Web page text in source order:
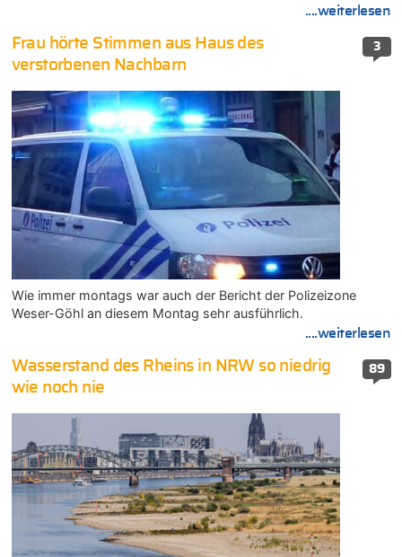
....weiterlesen
3
Frau hörte Stimmen aus Haus des
verstorbenen Nachbarn
Wie immer montags war auch der Bericht der Polizeizone
Weser-Göhl an diesem Montag sehr ausführlich.
....weiterlesen
89
Wasserstand des Rheins in NRW so niedrig
wie noch nie